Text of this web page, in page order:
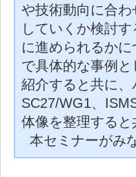
や技術動向に合
していくか検討
に進められるか
で具体的な事例
紹介すると共に
SC27/WG1、
体像を整理する
本セミナーがみ